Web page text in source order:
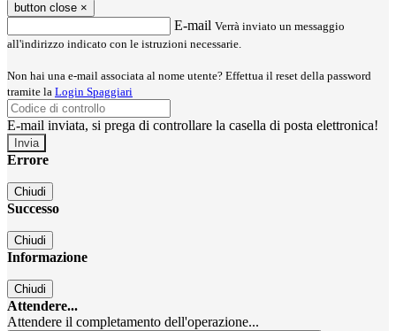
button close ×
E-mail Verrà inviato un messaggio
all'indirizzo indicato con le istruzioni necessarie.
Non hai una e-mail associata al nome utente? Effettua il reset della password
tramite la Login Spaggiari
E-mail inviata, si prega di controllare la casella di posta elettronica!
Errore
Chiudi
Successo
Chiudi
Informazione
Chiudi
Attendere...
Attendere il completamento dell'operazione...